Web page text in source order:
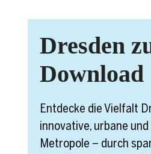
Dresden
Download
Entdecke die Vielfalt
innovative, urbane
Metropole – durch